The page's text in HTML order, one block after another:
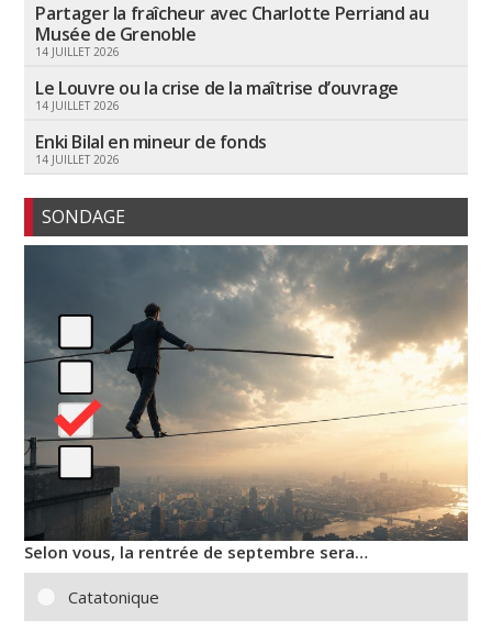
Partager la fraîcheur avec Charlotte Perriand au
Musée de Grenoble
14 JUILLET 2026
Le Louvre ou la crise de la maîtrise d’ouvrage
14 JUILLET 2026
Enki Bilal en mineur de fonds
14 JUILLET 2026
SONDAGE
Selon vous, la rentrée de septembre sera…
Catatonique